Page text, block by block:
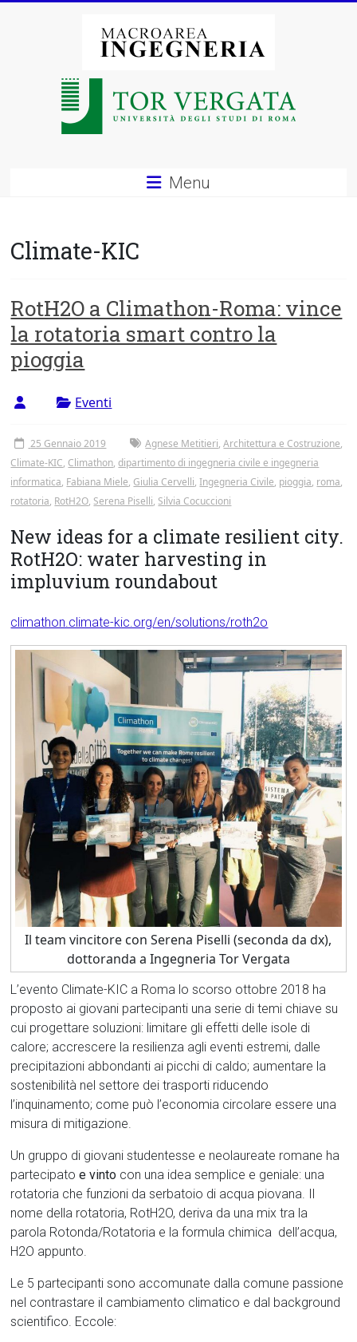
Macroarea
degli
di
Roma
Tor
Vergata
Menu
Climate-KIC
RotH2O a Climathon-Roma: vince
la rotatoria smart contro la
pioggia
Eventi
25 Gennaio 2019 Agnese Metitieri,Architettura e Costruzione,
Climate-KIC, Climathon,dipartimento di ingegneria civile e ingegneria
informatica, Fabiana Miele, Giulia Cervelli,Ingegneria Civile, pioggia, roma,
rotatoria, RotH2O, Serena Piselli, Silvia Cocuccioni
New ideas for a climate resilient city.
RotH2O: water harvesting in
impluvium roundabout
climathon.climate-kic.org/en/solutions/roth2o
Il team vincitore con Serena Piselli (seconda da dx),
dottoranda a Ingegneria Tor Vergata
L’evento Climate-KIC a Roma lo scorso ottobre 2018 ha
proposto ai giovani partecipanti una serie di temi chiave su
cui progettare soluzioni: limitare gli effetti delle isole di
calore; accrescere la resilienza agli eventi estremi, dalle
precipitazioni abbondanti ai picchi di caldo; aumentare la
sostenibilità nel settore dei trasporti riducendo
l’inquinamento; come può l’economia circolare essere una
misura di mitigazione.
Un gruppo di giovani studentesse e neolaureate romane ha
partecipatoe vinto con una idea semplice e geniale: una
rotatoria che funzioni da serbatoio di acqua piovana. Il
nome della rotatoria, RotH2O, deriva da una mix tra la
parola Rotonda/Rotatoria e la formula chimica dell’acqua,
H2O appunto.
Le 5 partecipanti sono accomunate dalla comune passione
nel contrastare il cambiamento climatico e dal background
scientifico. Eccole: